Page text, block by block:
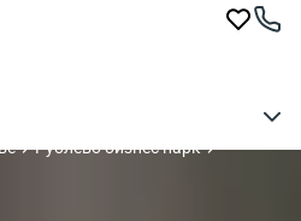
Рублево бизнес парк